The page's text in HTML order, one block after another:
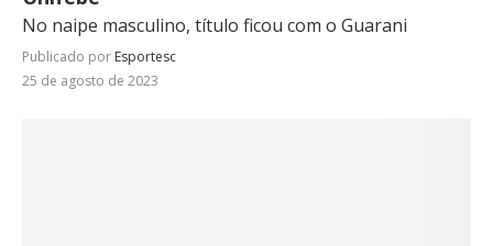
No naipe masculino, título ficou com o Guarani
Publicado por Esportesc
25 de agosto de 2023